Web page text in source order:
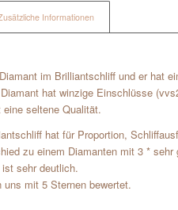
Informationen
im Brilliantschliff und er hat
hat winzige Einschlüsse
seltene Qualität.
hat für Proportion,
zu einem Diamanten mit 3 *
sehr deutlich.
uns mit 5 Sternen bewertet.